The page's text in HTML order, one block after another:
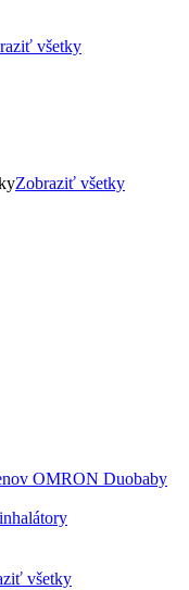
všetky
Zobraziť všetky
všetky